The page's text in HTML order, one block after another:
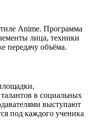
Anime. Программа
лица, техники
передачу объёма.
в социальных
выступают
под каждого ученика